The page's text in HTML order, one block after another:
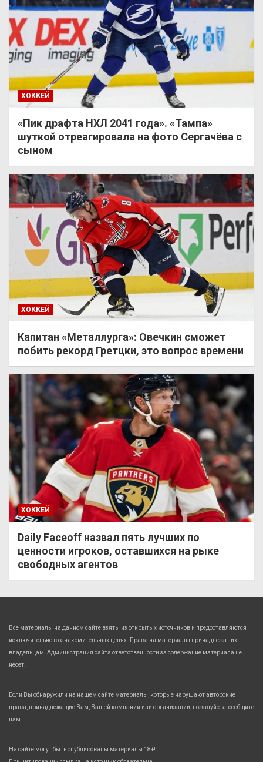
ХОККЕЙ
«Пик драфта НХЛ 2041 года». «Тампа»
шуткой отреагировала на фото Сергачёва с
сыном
ХОККЕЙ
Капитан «Металлурга»: Овечкин сможет
побить рекорд Гретцки, это вопрос времени
ХОККЕЙ
Daily Faceoff назвал пять лучших по
ценности игроков, оставшихся на рыке
свободных агентов
Все материалы на данном сайте взяты из открытых источников и предоставляются
исключительно в ознакомительных целях. Права на материалы принадлежат их
владельцам. Администрация сайта ответственности за содержание материала не
несет.
Если Вы обнаружили на нашем сайте материалы, которые нарушают авторские
права, принадлежащие Вам, Вашей компании или организации, пожалуйста, сообщите
нам.
На сайте могут быть опубликованы материалы 18+!